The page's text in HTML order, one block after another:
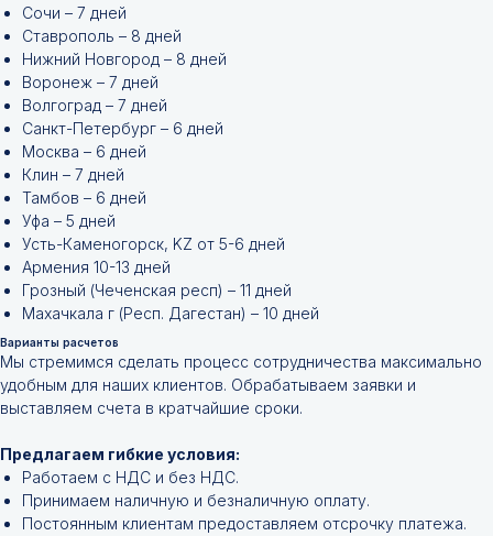
Сочи – 7 дней
Ставрополь – 8 дней
Нижний Новгород – 8 дней
Воронеж – 7 дней
Волгоград – 7 дней
Санкт-Петербург – 6 дней
Москва – 6 дней
Клин – 7 дней
Тамбов – 6 дней
Уфа – 5 дней
Усть-Каменогорск, KZ от 5-6 дней
Армения 10-13 дней
Грозный (Чеченская респ) – 11 дней
Махачкала г (Респ. Дагестан) – 10 дней
Варианты расчетов
Мы стремимся сделать процесс сотрудничества максимально
удобным для наших клиентов. Обрабатываем заявки и
выставляем счета в кратчайшие сроки.
Предлагаем гибкие условия:
Работаем с НДС и без НДС.
Принимаем наличную и безналичную оплату.
Постоянным клиентам предоставляем отсрочку платежа.
Не нашли нужной
позиции?
Оставьте заявку и мы подберём
инструменты и запчасти по вашим